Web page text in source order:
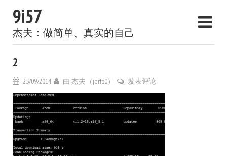
9i57
杰夫：做简单、真实的自己
2
25/09/2014 由 杰夫（jerfo0） 发表评论